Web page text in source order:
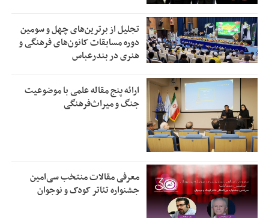
تجلیل از بر‌ترین‌های چهل و سومین
دوره مسابقات کانون‌های فرهنگی و
هنری در بندرعباس
ارائه پنج مقاله علمی با موضوعیت
جنگ و میراث‌فرهنگی
معرفی مقالات منتخب سی‌امین
جشنواره تئاتر کودک و نوجوان